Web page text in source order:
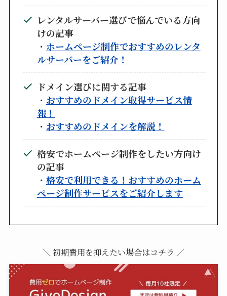
レンタルサーバー選びで悩んでいる方向
けの記事
・ ホームページ制作でおすすめのレンタ
ルサーバーをご紹介！
ドメイン選びに関する記事
・ おすすめのドメイン取得サービス情
報！
・ おすすめのドメインを解説！
格安でホームページ制作をしたい方向け
の記事
・ 格安で利用できる！おすすめのホーム
ページ制作サービスをご紹介します
＼ 初期費用を抑えたい場合はコチラ ／